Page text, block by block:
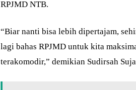
RPJMD NTB.
“Biar nanti bisa lebih dipertajam,
lagi bahas RPJMD untuk kita
terakomodir,” demikian Sudirsah